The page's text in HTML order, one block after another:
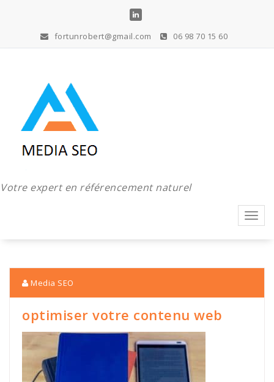
fortunrobert@gmail.com 06 98 70 15 60
Votre expert en référencement naturel
Media SEO
optimiser votre contenu web